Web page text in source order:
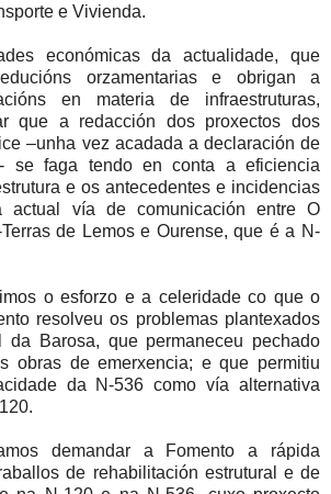
e Vivienda.
económicas da actualidade, que
orzamentarias e obrigan a
en materia de infraestruturas,
que a redacción dos proxectos dos
–unha vez acadada a declaración de
se faga tendo en conta a eficiencia
e os antecedentes e incidencias
actual vía de comunicación entre O
de Lemos e Ourense, que é a N-
o esforzo e a celeridade co que o
resolveu os problemas plantexados
Barosa, que permaneceu pechado
obras de emerxencia; e que permitiu
da N-536 como vía alternativa
demandar a Fomento a rápida
de rehabilitación estrutural e de